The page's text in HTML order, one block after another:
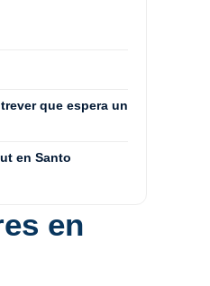
que espera un
en Santo
en